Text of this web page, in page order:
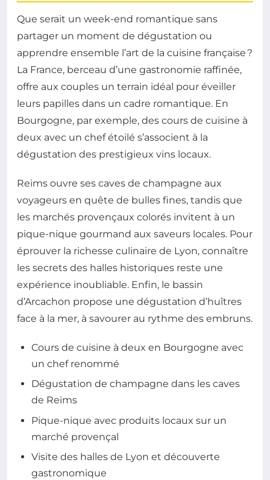
Que serait un week-end romantique sans
partager un moment de dégustation ou
apprendre ensemble l’art de la cuisine française ?
La France, berceau d’une gastronomie raffinée,
offre aux couples un terrain idéal pour éveiller
leurs papilles dans un cadre romantique. En
Bourgogne, par exemple, des cours de cuisine à
deux avec un chef étoilé s’associent à la
dégustation des prestigieux vins locaux.
Reims ouvre ses caves de champagne aux
voyageurs en quête de bulles fines, tandis que
les marchés provençaux colorés invitent à un
pique-nique gourmand aux saveurs locales. Pour
éprouver la richesse culinaire de Lyon, connaître
les secrets des halles historiques reste une
expérience inoubliable. Enfin, le bassin
d’Arcachon propose une dégustation d’huîtres
face à la mer, à savourer au rythme des embruns.
Cours de cuisine à deux en Bourgogne avec
un chef renommé
Dégustation de champagne dans les caves
de Reims
Pique-nique avec produits locaux sur un
marché provençal
Visite des halles de Lyon et découverte
gastronomique